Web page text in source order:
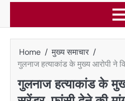
Home
मुख्य समाचार
गुलनाज हत्याकांड के मुख्य आरोपी ने
गुलनाज हत्याकांड के